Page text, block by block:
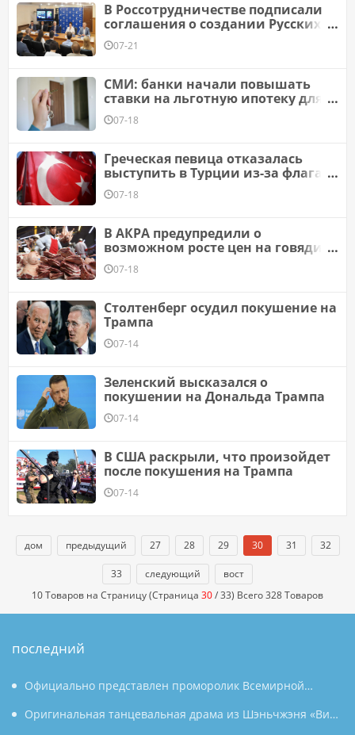
В Россотрудничестве подписали
соглашения о создании Русских
домов
07-21
СМИ: банки начали повышать
ставки на льготную ипотеку для
некоторых россиян
07-18
Греческая певица отказалась
выступить в Турции из-за флага
на сцене
07-18
В АКРА предупредили о
возможном росте цен на говядину
и баранину
07-18
Столтенберг осудил покушение на
Трампа
07-14
Зеленский высказался о
покушении на Дональда Трампа
07-14
В США раскрыли, что произойдет
после покушения на Трампа
07-14
дом предыдущий 27 28 29 30 31 32
33 следующий
вост
10 Товаров на Страницу (Страница 30/ 33) Всего 328 Товаров
последний
Официально представлен проморолик Всемирной
конференции по производству 2026 года: Аньхой
Оригинальная танцевальная драма из Шэньчжэня «Вин